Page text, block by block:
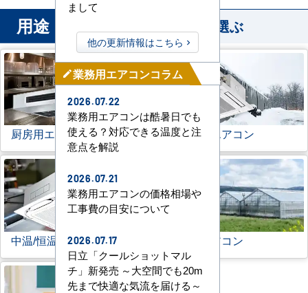
用途 から業務用エアコンを選ぶ
厨房用エアコン 寒冷地用エアコン
中温/恒温用エアコン 農業用エアコン
まして
他の更新情報はこちら
mode_edit業務用エアコンコラム
2026.07.22
業務用エアコンは酷暑日でも
使える？対応できる温度と注
意点を解説
2026.07.21
業務用エアコンの価格相場や
工事費の目安について
2026.07.17
日立「クールショットマル
チ」新発売 ～大空間でも20m
先まで快適な気流を届ける～